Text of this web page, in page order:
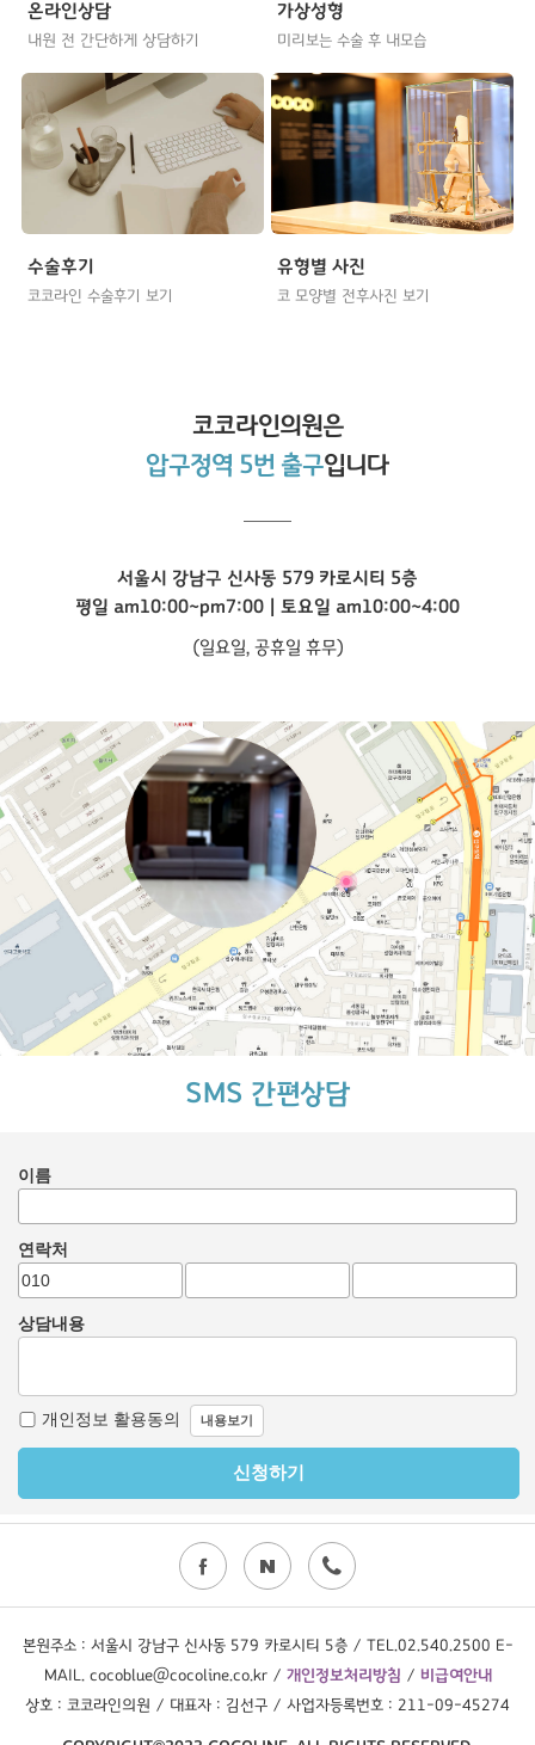
온라인상담
내원 전 간단하게 상담하기
가상성형
미리보는 수술 후 내모습
수술후기
코코라인 수술후기 보기
유형별 사진
코 모양별 전후사진 보기
코코라인의원은
압구정역 5번 출구입니다
서울시 강남구 신사동 579 카로시티 5층
평일 am10:00~pm7:00 | 토요일 am10:00~4:00
(일요일, 공휴일 휴무)
SMS 간편상담
본원주소 : 서울시 강남구 신사동 579 카로시티 5층 / TEL.02.540.2500 E-
MAIL. cocoblue@cocoline.co.kr / 개인정보처리방침 / 비급여안내
상호 : 코코라인의원 / 대표자 : 김선구 / 사업자등록번호 : 211-09-45274